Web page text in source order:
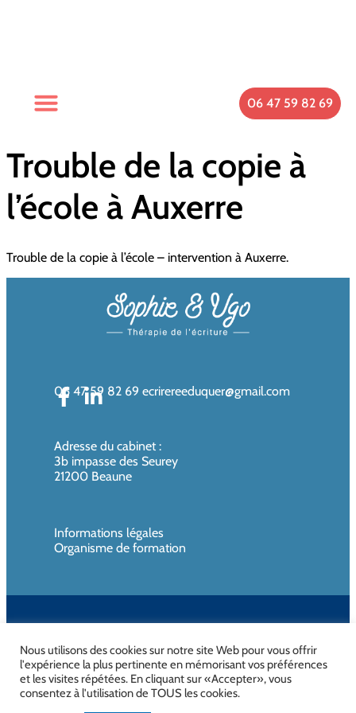
06 47 59 82 69
Trouble de la copie à
l’école à Auxerre
Trouble de la copie à l’école – intervention à Auxerre.
06 47 59 82 69 ecrirereeduquer@gmail.com
Adresse du cabinet :
3b impasse des Seurey
21200 Beaune
Informations légales
Organisme de formation
Nous utilisons des cookies sur notre site Web pour vous offrir
l'expérience la plus pertinente en mémorisant vos préférences
et les visites répétées. En cliquant sur «Accepter», vous
consentez à l'utilisation de TOUS les cookies.